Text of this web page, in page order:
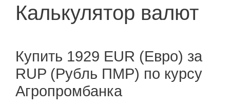
Калькулятор валют
Купить 1929 EUR (Евро) за
RUP (Рубль ПМР) по курсу
Агропромбанка